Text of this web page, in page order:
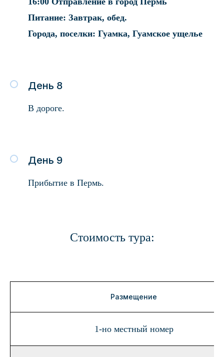
Питание: Завтрак, обед.
Города, поселки: Гуамка, Гуамское ущелье
День 8
В дороге.
День 9
Прибытие в Пермь.
Стоимость тура:
Размещение
1-но местный номер